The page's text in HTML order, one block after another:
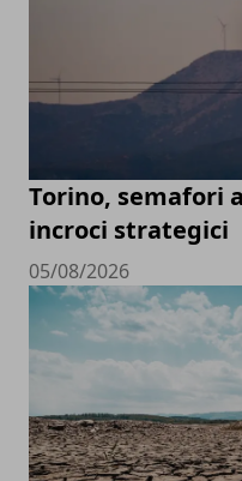
Torino, semafori
incroci strategici
05/08/2026